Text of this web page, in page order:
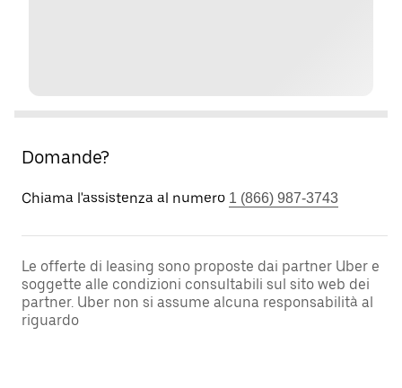
Domande?
Chiama l'assistenza al numero 1 (866) 987-3743
Le offerte di leasing sono proposte dai partner Uber e
soggette alle condizioni consultabili sul sito web dei
partner. Uber non si assume alcuna responsabilità al
riguardo